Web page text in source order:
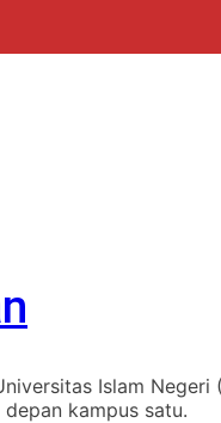
Islam Negeri
kampus satu.